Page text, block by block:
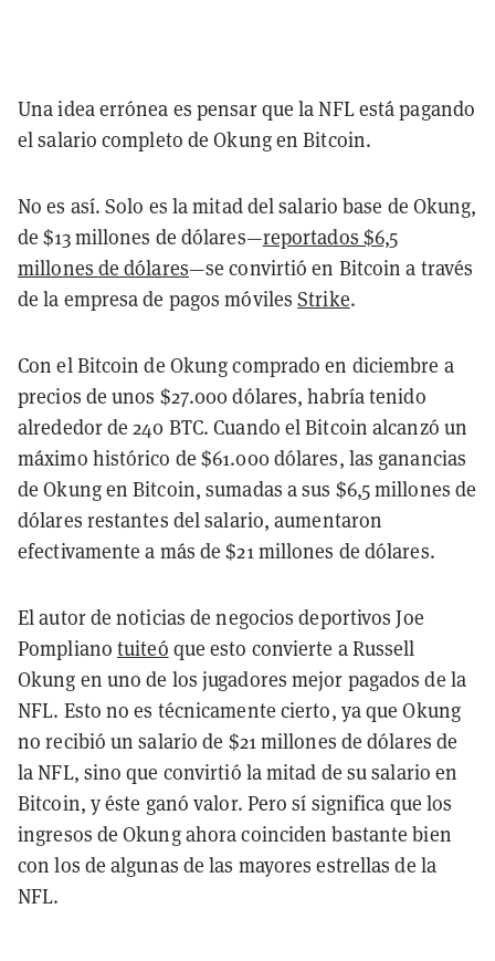
Una idea errónea es pensar que la NFL está pagando
el salario completo de Okung en Bitcoin.
No es así. Solo es la mitad del salario base de Okung,
de $13 millones de dólares—reportados $6,5
millones de dólares—se convirtió en Bitcoin a través
de la empresa de pagos móvilesStrike.
Con el Bitcoin de Okung comprado en diciembre a
precios de unos $27.000 dólares, habría tenido
alrededor de 240 BTC. Cuando el Bitcoin alcanzó un
máximo histórico de $61.000 dólares, las ganancias
de Okung en Bitcoin, sumadas a sus $6,5 millones de
dólares restantes del salario, aumentaron
efectivamente a más de $21 millones de dólares.
El autor de noticias de negocios deportivos Joe
Pompliano tuiteó que esto convierte a Russell
Okung en uno de los jugadores mejor pagados de la
NFL. Esto no es técnicamente cierto, ya que Okung
no recibió un salario de $21 millones de dólares de
la NFL, sino que convirtió la mitad de su salario en
Bitcoin, y éste ganó valor. Pero sí significa que los
ingresos de Okung ahora coinciden bastante bien
con los de algunas de las mayores estrellas de la
NFL.